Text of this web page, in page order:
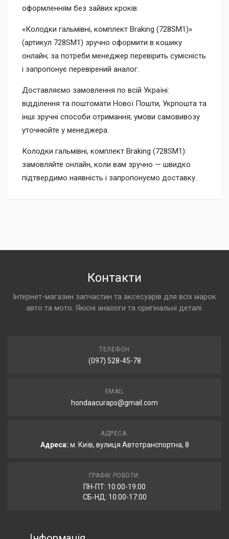
оформленням без зайвих кроків.
«Колодки гальмівні, комплект Braking (728SM1)»
(артикул 728SM1) зручно оформити в кошику
онлайн; за потреби менеджер перевірить сумісність
і запропонує перевірений аналог.
Доставляємо замовлення по всій Україні:
відділення та поштомати Нової Пошти, Укрпошта та
інші зручні способи отримання; умови самовивозу
уточнюйте у менеджера.
Колодки гальмівні, комплект Braking (728SM1):
замовляйте онлайн, коли вам зручно — швидко
підтвердимо наявність і запропонуємо доставку.
Контакти
Інтернет-магазин запчастин та аксесуарів для всіх марок
авто та мото. Якісні аналоги та оригінальні деталі.
ТЕЛЕФОН
(097) 528-45-78
EMAIL
hondaacuraps@gmail.com
АДРЕСА:
Адреса: м. Київ, вулиця Автотранспортна, 8
ГРАФІК РОБОТИ:
ПН-ПТ: 10:00-19:00
СБ-НД: 10:00-17:00